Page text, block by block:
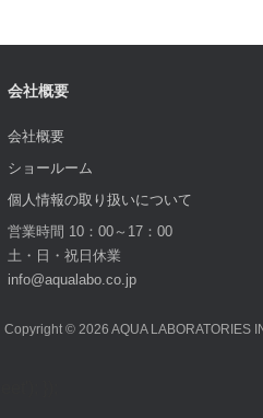
会社概要
会社概要
ショールーム
個人情報の取り扱いについて
営業時間 10：00～17：00
土・日・祝日休業
info@aqualabo.co.jp
Copyright © 2026 AQUA LABORATORIES